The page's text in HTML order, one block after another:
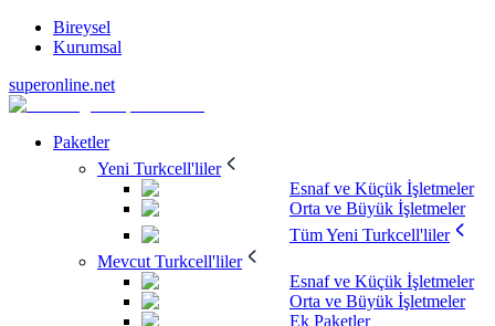
Bireysel
Kurumsal
superonline.net
Paketler
Yeni Turkcell'liler
Esnaf ve Küçük İşletmeler
Orta ve Büyük İşletmeler
Tüm Yeni Turkcell'liler
Mevcut Turkcell'liler
Esnaf ve Küçük İşletmeler
Orta ve Büyük İşletmeler
Ek Paketler